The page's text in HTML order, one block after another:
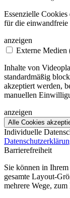
Essenzielle
für die
anzeigen
Externe Medien
Inhalte von
standardmäßig
akzeptiert werden,
manuellen
anzeigen
Alle Cookies
Individuelle
Barrierefreiheit
Sie können in
gesamte Layout-
mehrere Wege, zum